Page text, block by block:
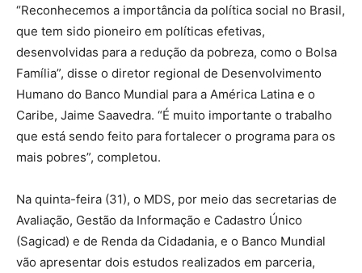
“Reconhecemos a importância da política social no Brasil,
que tem sido pioneiro em políticas efetivas,
desenvolvidas para a redução da pobreza, como o Bolsa
Família”, disse o diretor regional de Desenvolvimento
Humano do Banco Mundial para a América Latina e o
Caribe, Jaime Saavedra. “É muito importante o trabalho
que está sendo feito para fortalecer o programa para os
mais pobres”, completou.
Na quinta-feira (31), o MDS, por meio das secretarias de
Avaliação, Gestão da Informação e Cadastro Único
(Sagicad) e de Renda da Cidadania, e o Banco Mundial
vão apresentar dois estudos realizados em parceria,